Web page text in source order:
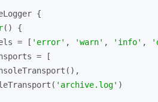
{
( )
{
= [ 'error' , 'warn' , 'info' ,
= [
'archive.log' )